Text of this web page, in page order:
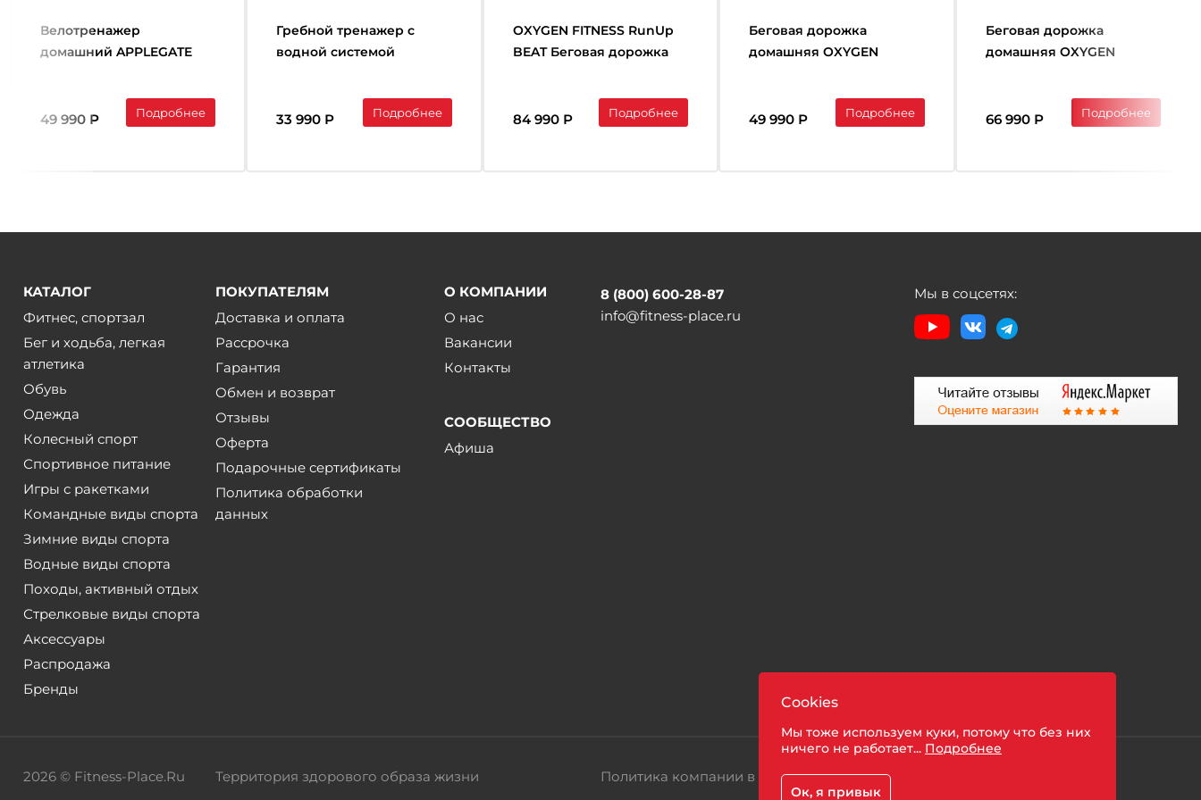
Велотренажер
домашний APPLEGATE
49 990 Р Подробнее
Гребной тренажер с
водной системой
WAVEFIT R100
33 990 Р Подробнее
OXYGEN FITNESS RunUp
BEAT Беговая дорожка
84 990 Р Подробнее
Беговая дорожка
домашняя OXYGEN
49 990 Р Подробнее
Беговая дорожка
домашняя OXYGEN
66 990 Р Подробнее
КАТАЛОГ
Фитнес, спортзал
Бег и ходьба, легкая
атлетика
Обувь
Одежда
Колесный спорт
Спортивное питание
Игры с ракетками
Командные виды спорта
Зимние виды спорта
Водные виды спорта
Походы, активный отдых
Стрелковые виды спорта
Аксессуары
Распродажа
Бренды
ПОКУПАТЕЛЯМ
Доставка и оплата
Рассрочка
Гарантия
Обмен и возврат
Отзывы
Оферта
Подарочные сертификаты
Политика обработки
данных
О КОМПАНИИ
О нас
Вакансии
Контакты
СООБЩЕСТВО
Афиша
8 (800) 600-28-87
info@fitness-place.ru
Мы в соцсетях:
2026 © Fitness-Place.Ru Территория здорового образа жизни Политика компании в отношении обработки персональных данных
Cookies
Мы тоже используем куки, потому что без них
ничего не работает... Подробнее
Ок, я привык